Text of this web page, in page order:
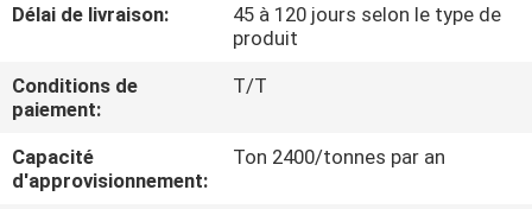
NOUS
VISITE
DE
L'USINE
Délai de livraison:
45 à 120 jours selon le type de
produit
Conditions de
paiement:
T/T
Capacité
d'approvisionnement:
Ton 2400/tonnes par an